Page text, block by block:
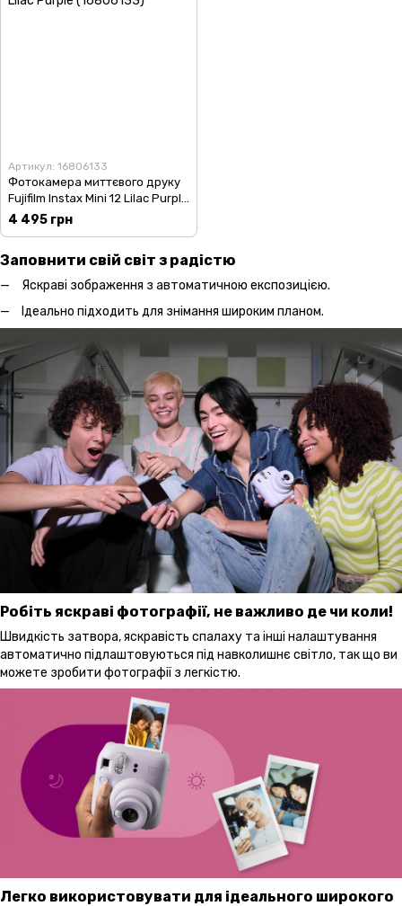
Артикул: 16806133
Фотокамера миттєвого друку
Fujifilm Instax Mini 12 Lilac Purple
(16806133)
4 495 грн
Заповнити свій світ з радістю
Яскраві зображення з автоматичною експозицією.
Ідеально підходить для знімання широким планом.
Робіть яскраві фотографії, не важливо де чи коли!
Швидкість затвора, яскравість спалаху та інші налаштування
автоматично підлаштовуються під навколишнє світло, так що ви
можете зробити фотографії з легкістю.
Легко використовувати для ідеального широкого